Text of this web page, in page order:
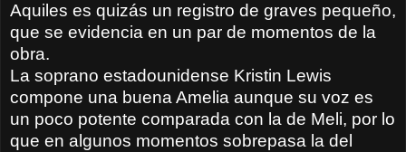
Aquiles es quizás un registro de graves pequeño,
que se evidencia en un par de momentos de la
obra.
La soprano estadounidense Kristin Lewis
compone una buena Amelia aunque su voz es
un poco potente comparada con la de Meli, por lo
que en algunos momentos sobrepasa la del